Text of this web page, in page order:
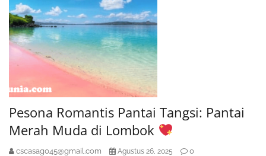
Pesona Romantis Pantai Tangsi: Pantai
Merah Muda di Lombok
cscasag045@gmail.com Agustus 26, 2025 0